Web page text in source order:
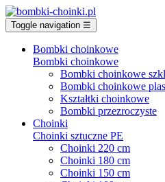
Toggle navigation ☰
Bombki choinkowe
Bombki choinkowe
Bombki choinkowe
Bombki choinkowe
Kształtki choinkowe
Bombki przezroczyste
Choinki
Choinki sztuczne PE
Choinki 220 cm
Choinki 180 cm
Choinki 150 cm